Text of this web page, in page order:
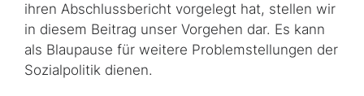
ihren Abschlussbericht vorgelegt hat, stellen wir
in diesem Beitrag unser Vorgehen dar. Es kann
als Blaupause für weitere Problemstellungen der
Sozialpolitik dienen.